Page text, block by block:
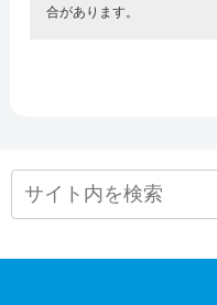
合があります。